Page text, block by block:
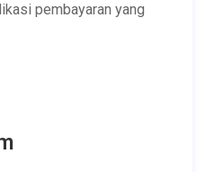
pembayaran yang